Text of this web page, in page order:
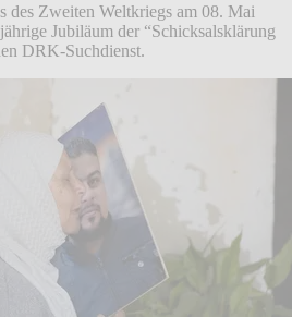
des Zweiten Weltkriegs am 08. Mai
Jubiläum der “Schicksalsklärung
DRK-Suchdienst.